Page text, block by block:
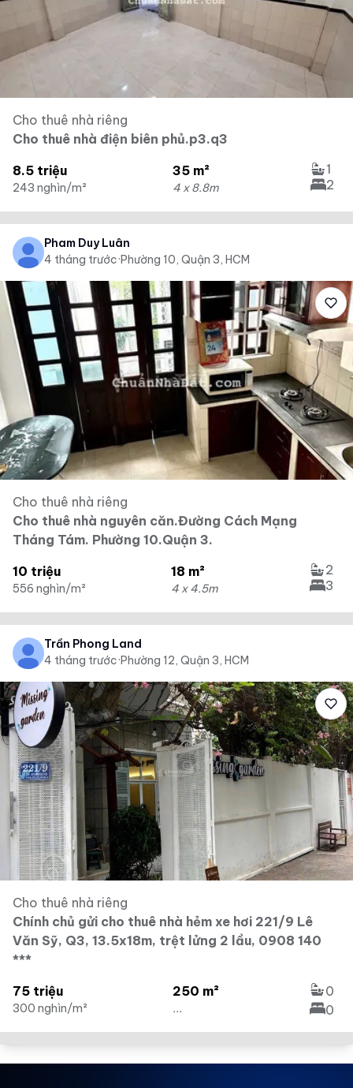
Cho thuê nhà riêng
Cho thuê nhà điện biên phủ.p3.q3
8.5 triệu
243 nghìn/m²
35 m²
4 x 8.8m
1
2
Pham Duy Luân
4 tháng trước·Phường 10, Quận 3, HCM
Cho thuê nhà riêng
Cho thuê nhà nguyên căn.Đường Cách Mạng
Tháng Tám. Phường 10.Quận 3.
10 triệu
556 nghìn/m²
18 m²
4 x 4.5m
2
3
Trần Phong Land
4 tháng trước·Phường 12, Quận 3, HCM
Cho thuê nhà riêng
Chính chủ gửi cho thuê nhà hẻm xe hơi 221/9 Lê
Văn Sỹ, Q3, 13.5x18m, trệt lửng 2 lầu, 0908 140
***
75 triệu
300 nghìn/m²
250 m²
...
0
0